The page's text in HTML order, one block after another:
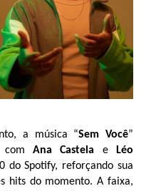
a música “Sem Você”
com Ana Castela e Léo
do Spotify, reforçando sua
hits do momento. A faixa,